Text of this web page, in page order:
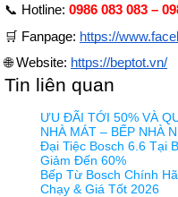
📞 Hotline: 0986 083 083 –
🛒 Fanpage: https://
🌐 Website: https://beptot.vn/
Tin liên quan
ƯU ĐÃI TỚI 50% VÀ
NHÀ MÁT – BẾP NHÀ
Đại Tiệc Bosch 6.6 Tại
Giảm Đến 60%
Bếp Từ Bosch Chính
Chạy & Giá Tốt 2026